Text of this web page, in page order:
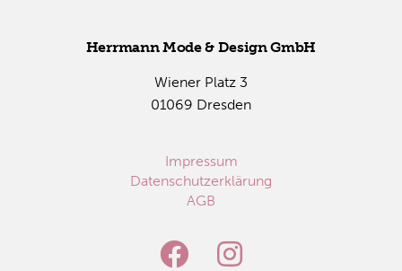
Herr­mann Mode & De­sign GmbH
Wie­ner Platz 3
01069 Dres­den
Impressum
Datenschutzerklärung
AGB